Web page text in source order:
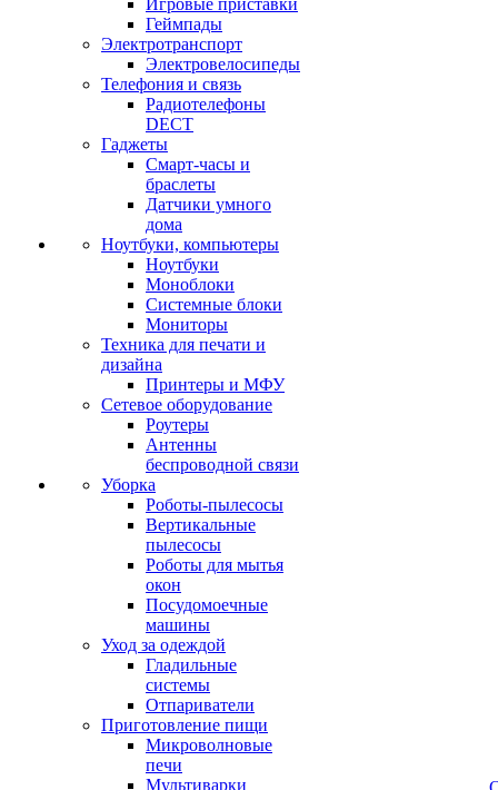
Игровые приставки
Геймпады
Электротранспорт
Электровелосипеды
Телефония и связь
Радиотелефоны
DECT
Гаджеты
Смарт-часы и
браслеты
Датчики умного
дома
Ноутбуки, компьютеры
Ноутбуки
Моноблоки
Системные блоки
Мониторы
Техника для печати и
дизайна
Принтеры и МФУ
Сетевое оборудование
Роутеры
Антенны
беспроводной связи
Уборка
Роботы-пылесосы
Вертикальные
пылесосы
Роботы для мытья
окон
Посудомоечные
машины
Уход за одеждой
Гладильные
системы
Отпариватели
Приготовление пищи
Микроволновые
печи
Мультиварки